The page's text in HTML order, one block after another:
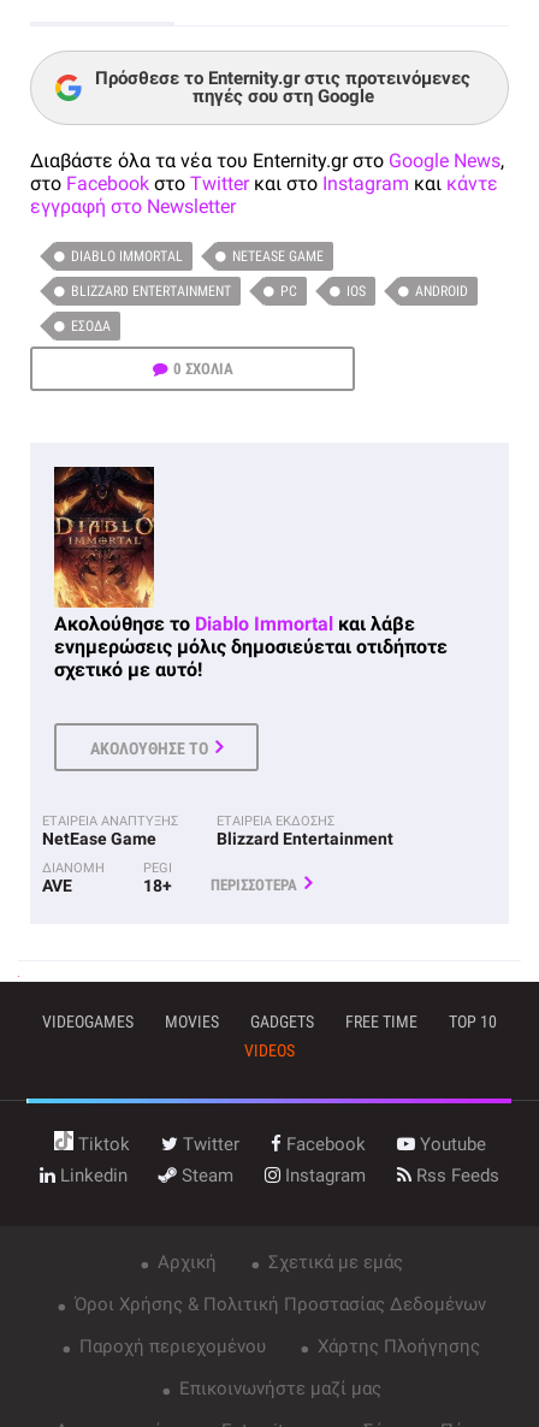
Πρόσθεσε το Enternity.gr στις προτεινόμενες
πηγές σου στη Google
Διαβάστε όλα τα νέα του Enternity.gr στο Google News,
στο Facebook στο Twitterκαι στο Instagram και κάντε
εγγραφή στο Newsletter
DIABLO IMMORTAL NETEASE GAME
BLIZZARD ENTERTAINMENT PC IOS ANDROID
ΈΣΟΔΑ
0 ΣΧΟΛΙΑ
Ακολούθησε το Diablo Immortal και λάβε
ενημερώσεις μόλις δημοσιεύεται οτιδήποτε
σχετικό με αυτό!
ΑΚΟΛΟΥΘΗΣΕ ΤΟ
ΕΤΑΙΡΕΙΑ ΑΝΑΠΤΥΞΗΣ
NetEase Game
ΕΤΑΙΡΕΙΑ ΕΚΔΟΣΗΣ
Blizzard Entertainment
ΔΙΑΝΟΜΗ
AVE
PEGI
18+ ΠΕΡΙΣΣΟΤΕΡΑ
VIDEOGAMES MOVIES GADGETS FREE TIME
TOP 10
VIDEOS
Tiktok Twitter Facebook
Youtube
Linkedin
Steam Instagram Rss Feeds
Αρχική
Σχετικά με εμάς
Όροι Χρήσης & Πολιτική Προστασίας Δεδομένων
Παροχή περιεχομένου
Χάρτης Πλοήγησης
Επικοινωνήστε μαζί μας